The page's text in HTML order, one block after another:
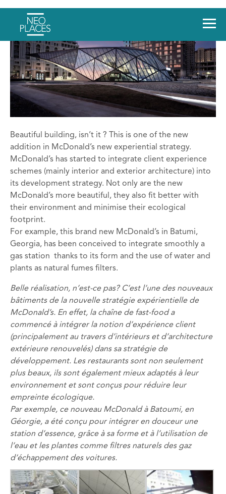
Beautiful building, isn’t it ? This is one of the new
addition in McDonald’s new experiential strategy.
McDonald’s has started to integrate client experience
schemes (mainly interior and exterior architecture) into
its development strategy. Not only are the new
McDonald’s more beautiful, they also fit better with
their environment and minimise their ecological
footprint.
For example, this brand new McDonald’s in Batumi,
Georgia, has been conceived to integrate smoothly a
gas station thanks to its form and the use of water and
plants as natural fumes filters.
Belle réalisation, n’est-ce pas? C’est l’une des nouveaux
bâtiments de la nouvelle stratégie expérientielle de
McDonald’s. En effet, la chaîne de fast-food a
commencé à intégrer la notion d’expérience client
(principalement au travers d’intérieurs et d’architecture
extérieure renouvelés) dans sa stratégie de
développement. Les restaurants sont non seulement
plus beaux, ils sont également mieux adaptés à leur
environnement et sont conçus pour réduire leur
empreinte écologique.
Par exemple, ce nouveau McDonald à Batoumi, en
Géorgie, a été conçu pour intégrer en douceur une
station d’essence, grâce à sa forme et à l’utilisation de
l’eau et les plantes comme filtres naturels des gaz
d’échappement des voitures.